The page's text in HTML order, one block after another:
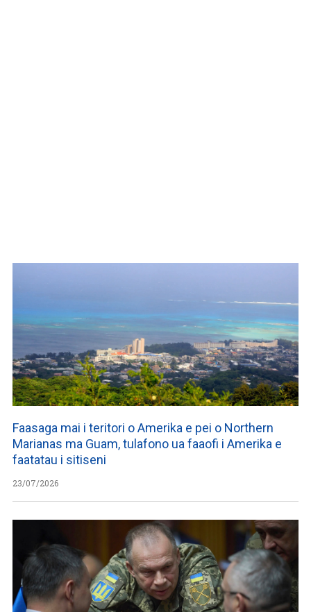
Faasaga mai i teritori o Amerika e pei o Northern
Marianas ma Guam, tulafono ua faaofi i Amerika e
faatatau i sitiseni
23/07/2026